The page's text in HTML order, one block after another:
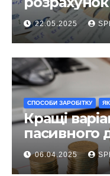
22.05.2025
СПОСОБИ ЗАРОБІТКУ
Кращі
пасивного
06.04.2025